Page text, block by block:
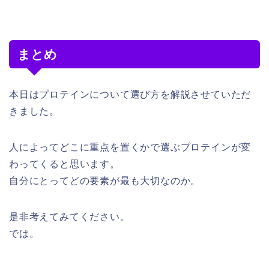
まとめ
本日はプロテインについて選び方を解説させていただ
きました。
人によってどこに重点を置くかで選ぶプロテインが変
わってくると思います。
自分にとってどの要素が最も大切なのか。
是非考えてみてください。
では。